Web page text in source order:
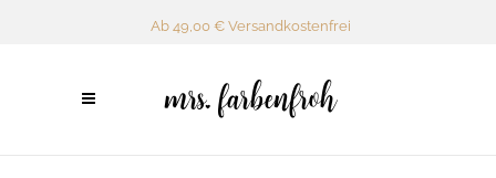
Ab 49,00 € Versandkostenfrei